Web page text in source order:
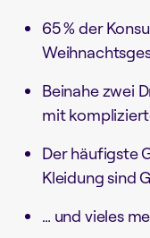
65 % der
Beinahe zwei
mit
Der häufigste
Kleidung sind
… und vieles